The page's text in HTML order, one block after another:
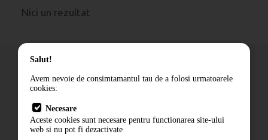
Nici un rezultat
Cum comand
Livrare
Contact
Salut!
Avem nevoie de consimtamantul tau de a folosi urmatoarele
cookies:
Necesare
Aceste cookies sunt necesare pentru functionarea site-ului
web si nu pot fi dezactivate